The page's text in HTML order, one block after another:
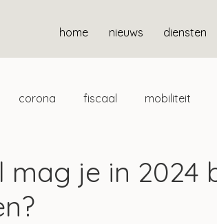
home nieuws diensten
corona fiscaal mobiliteit
mag je in 2024